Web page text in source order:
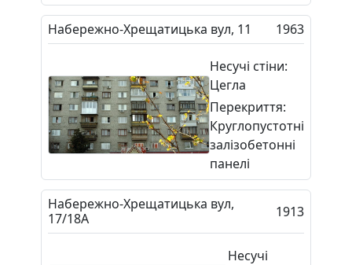
Набережно-Хрещатицька вул, 11 1963
Несучі стіни:
Цегла
Перекриття:
Круглопустотні
залізобетонні
панелі
Набережно-Хрещатицька вул,
17/18А
1913
Несучі